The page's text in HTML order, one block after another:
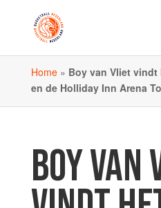
Home» Boy van Vliet
en de Holliday Inn Arena
BOY VAN